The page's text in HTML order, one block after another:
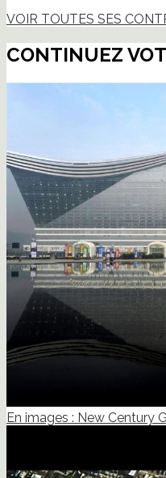
VOIR TOUTES SES
CONTINUEZ
En images : New Century